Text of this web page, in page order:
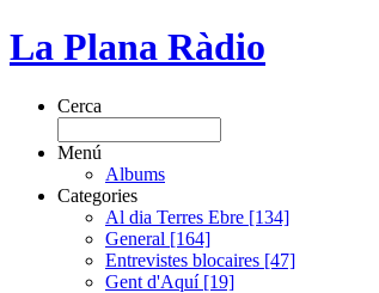
La Plana Ràdio
Cerca
Menú
Albums
Categories
Al dia Terres Ebre [134]
General [164]
Entrevistes blocaires [47]
Gent d'Aquí [19]